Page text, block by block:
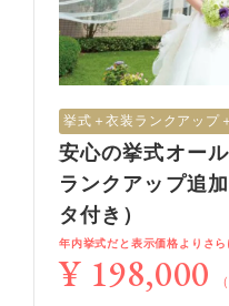
挙式︎＋衣装ランクアップ
安心の挙式オー
ランクアップ追
タ付き）
年内挙式だと表示価格よりさら
¥ 198,000